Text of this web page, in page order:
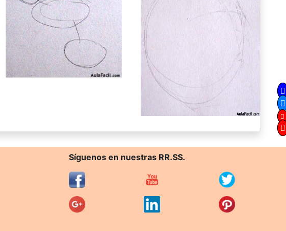
Síguenos en nuestras RR.SS.